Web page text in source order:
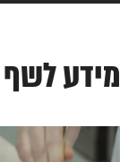
מידע לשף